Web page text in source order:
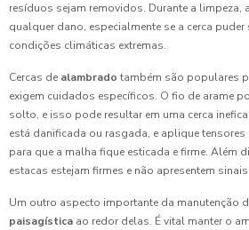
resíduos sejam removidos. Durante a limpeza,
qualquer dano, especialmente se a cerca puder
condições climáticas extremas.
Cercas de alambrado também são populares
exigem cuidados específicos. O fio de arame
solto, e isso pode resultar em uma cerca
está danificada ou rasgada, e aplique
para que a malha fique esticada e firme. Além
estacas estejam firmes e não apresentem
Um outro aspecto importante da manutenção
paisagística ao redor delas. É vital manter o